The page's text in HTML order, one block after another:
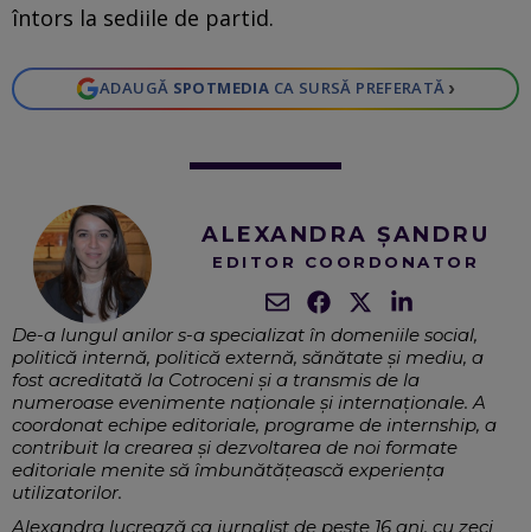
întors la sediile de partid.
ADAUGĂ SPOTMEDIA CA SURSĂ PREFERATĂ ›
ALEXANDRA ȘANDRU
EDITOR COORDONATOR
De-a lungul anilor s-a specializat în domeniile social,
politică internă, politică externă, sănătate și mediu, a
fost acreditată la Cotroceni și a transmis de la
numeroase evenimente naționale și internaționale. A
coordonat echipe editoriale, programe de internship, a
contribuit la crearea și dezvoltarea de noi formate
editoriale menite să îmbunătățească experiența
utilizatorilor.
Alexandra lucrează ca jurnalist de peste 16 ani, cu zeci